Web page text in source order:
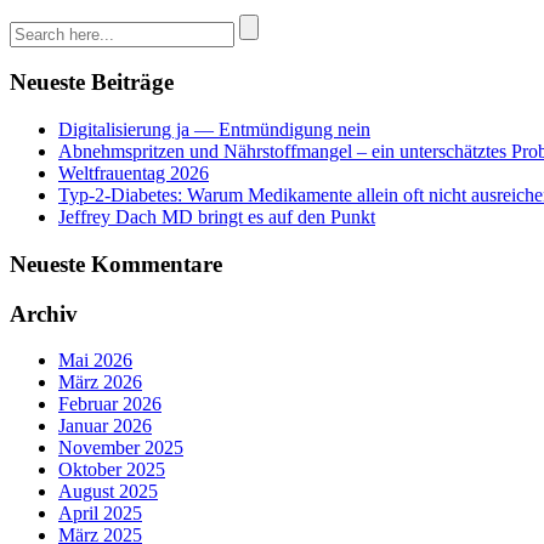
Neueste Beiträge
Digitalisierung ja — Entmündigung nein
Abnehmspritzen und Nährstoffmangel – ein unterschätztes
Weltfrauentag 2026
Typ-2-Diabetes: Warum Medikamente allein oft nicht
Jeffrey Dach MD bringt es auf den Punkt
Neueste Kommentare
Archiv
Mai 2026
März 2026
Februar 2026
Januar 2026
November 2025
Oktober 2025
August 2025
April 2025
März 2025